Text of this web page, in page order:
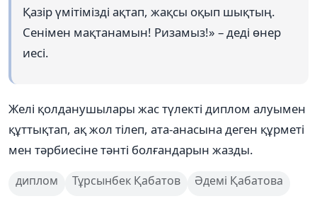
Қазір үмітімізді ақтап, жақсы оқып шықтың.
Сенімен мақтанамын! Ризамыз!» – деді өнер
иесі.
Желі қолданушылары жас түлекті диплом алуымен
құттықтап, ақ жол тілеп, ата-анасына деген құрметі
мен тәрбиесіне тәнті болғандарын жазды.
диплом Тұрсынбек Қабатов Әдемі Қабатова